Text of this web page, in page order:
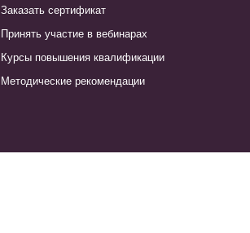
Заказать сертификат
Принять участие в вебинарах
Курсы повышения квалификации
Методические рекомендации